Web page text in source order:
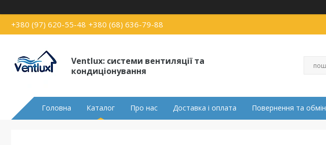
+380 (97) 620-55-48 +380 (68) 636-79-88
Ventlux: системи вентиляції та
кондиціонування
Головна Каталог Про нас Доставка і оплата Повернення та обмін